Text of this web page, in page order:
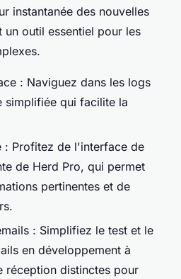
instantanée des nouvelles
un outil essentiel pour les
: Naviguez dans les logs
simplifiée qui facilite la
: Profitez de l'interface de
de Herd Pro, qui permet
pertinentes et de
: Simplifiez le test et le
en développement à
réception distinctes pour